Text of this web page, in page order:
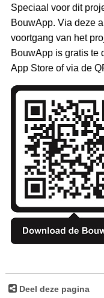
Speciaal voor dit
BouwApp. Via deze
voortgang van het
BouwApp is gratis te
App Store of via de
Deel deze pagina